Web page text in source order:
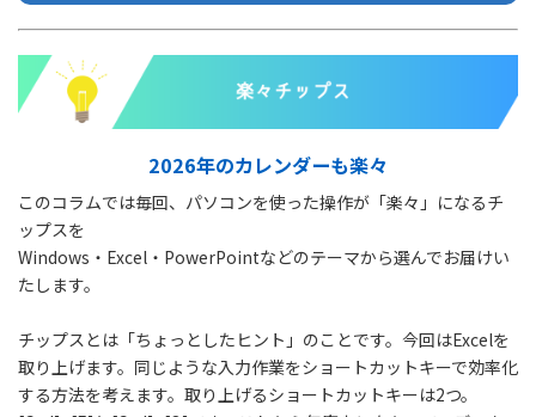
2026年のカレンダーも楽々
このコラムでは毎回、パソコンを使った操作が「楽々」になるチ
ップスを
Windows・Excel・PowerPointなどのテーマから選んでお届けい
たします。
チップスとは「ちょっとしたヒント」のことです。今回はExcelを
取り上げます。同じような入力作業をショートカットキーで効率化
する方法を考えます。取り上げるショートカットキーは2つ。